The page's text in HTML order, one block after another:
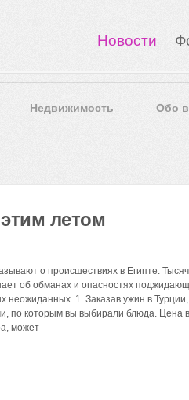
Новости
Недвижимость Обо
летом
о происшествиях в Египте.
об обманах и опасностях
неожиданных. 1. Заказав ужин в
по которым вы выбирали блюда. Цена
может